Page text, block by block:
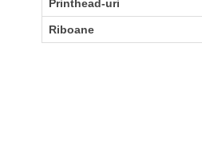
Printhead-uri
Riboane